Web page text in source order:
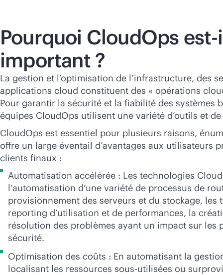
Pourquoi CloudOps
important ?
La gestion et l’optimisation de l’infrastructure, des
applications cloud constituent des « opérations
Pour garantir la sécurité et la fiabilité des systèmes
équipes CloudOps utilisent une variété d’outils et
CloudOps est essentiel pour plusieurs raisons,
offre un large éventail d’avantages aux utilisateurs
clients finaux :
Automatisation accélérée : Les technologies
l’automatisation d’une variété de processus de
provisionnement des serveurs et du stockage, les
reporting d’utilisation et de performances, la
résolution des problèmes ayant un impact sur les
sécurité.
Optimisation des coûts : En automatisant la
localisant les ressources sous-utilisées ou